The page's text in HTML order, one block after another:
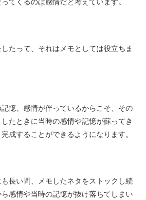
たって、それはメモとしては役立ちま
憶、感情が伴っているからこそ、その
たときに当時の感情や記憶が蘇ってき
成することができるようになります。
長い間、メモしたネタをストックし続
感情や当時の記憶が抜け落ちてしまい